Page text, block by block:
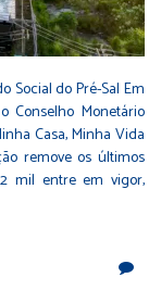
Social do Pré-Sal Em
Conselho Monetário
Casa, Minha Vida
remove os últimos
mil entre em vigor,